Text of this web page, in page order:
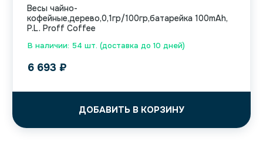
В наличии: 54 шт. (доставка до 10 дней)
Весы чайно-
кофейные,дерево,0,1гр/100гр,батарейка 100mAh,
P.L. Proff Coffee
6 693 ₽
ДОБАВИТЬ В КОРЗИНУ